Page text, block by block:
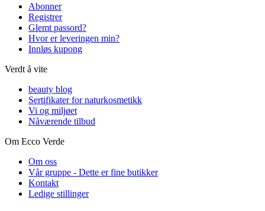
Abonner
Registrer
Glemt passord?
Hvor er leveringen min?
Innløs kupong
Verdt å vite
beauty blog
Sertifikater for naturkosmetikk
Vi og miljøet
Nåværende tilbud
Om Ecco Verde
Om oss
Vår gruppe - Dette er fine butikker
Kontakt
Ledige stillinger